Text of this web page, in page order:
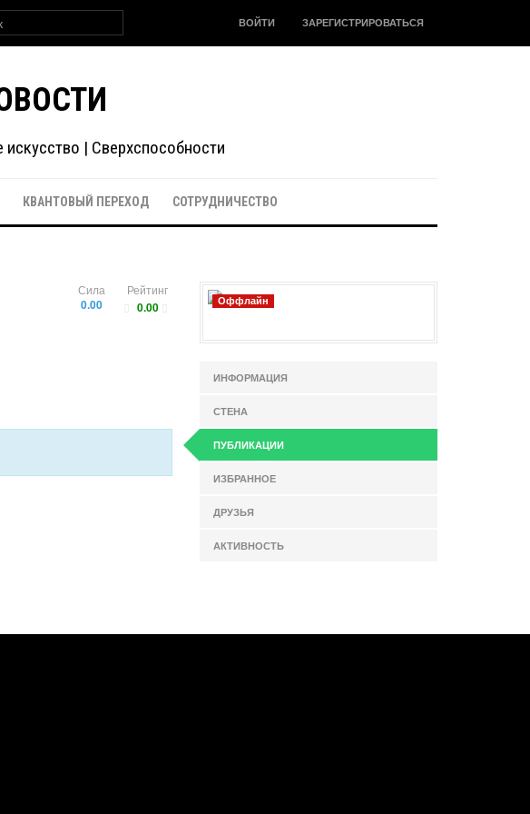
ВОЙТИ ЗАРЕГИСТРИРОВАТЬСЯ
| Сверхспособности
КВАНТОВЫЙ ПЕРЕХОД СОТРУДНИЧЕСТВО
Рейтинг
0.00
Сила
0.00
Оффлайн
ИНФОРМАЦИЯ
СТЕНА
ПУБЛИКАЦИИ
ИЗБРАННОЕ
ДРУЗЬЯ
АКТИВНОСТЬ